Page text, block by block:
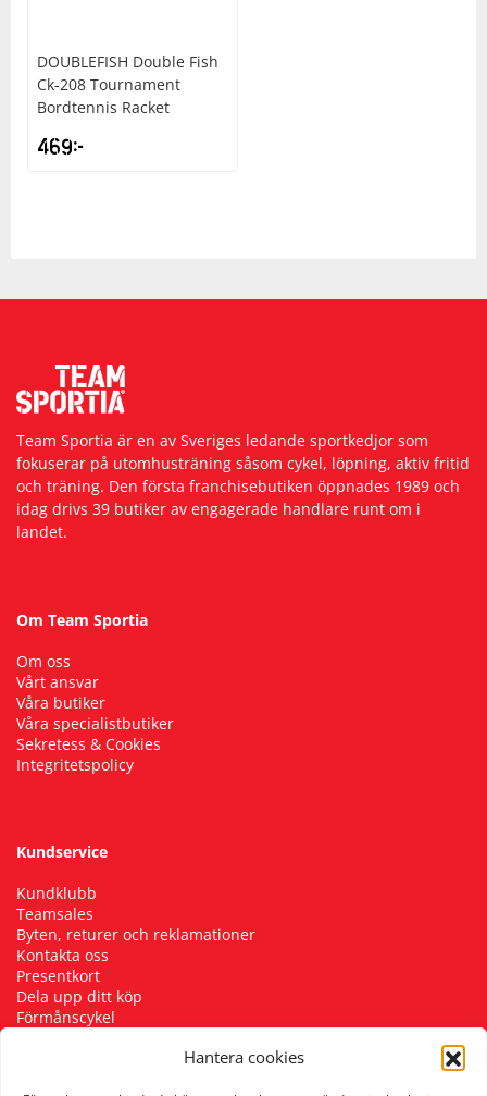
Hantera cookies
DOUBLEFISH Double Fish
Ck-208 Tournament
Bordtennis Racket
469kr
Team Sportia är en av Sveriges ledande sportkedjor som
fokuserar på utomhusträning såsom cykel, löpning, aktiv fritid
och träning. Den första franchisebutiken öppnades 1989 och
idag drivs 39 butiker av engagerade handlare runt om i
landet.
Om Team Sportia
Om oss
Vårt ansvar
Våra butiker
Våra specialistbutiker
Sekretess & Cookies
Integritetspolicy
Kundservice
Kundklubb
Teamsales
Byten, returer och reklamationer
Kontakta oss
Presentkort
Dela upp ditt köp
Förmånscykel